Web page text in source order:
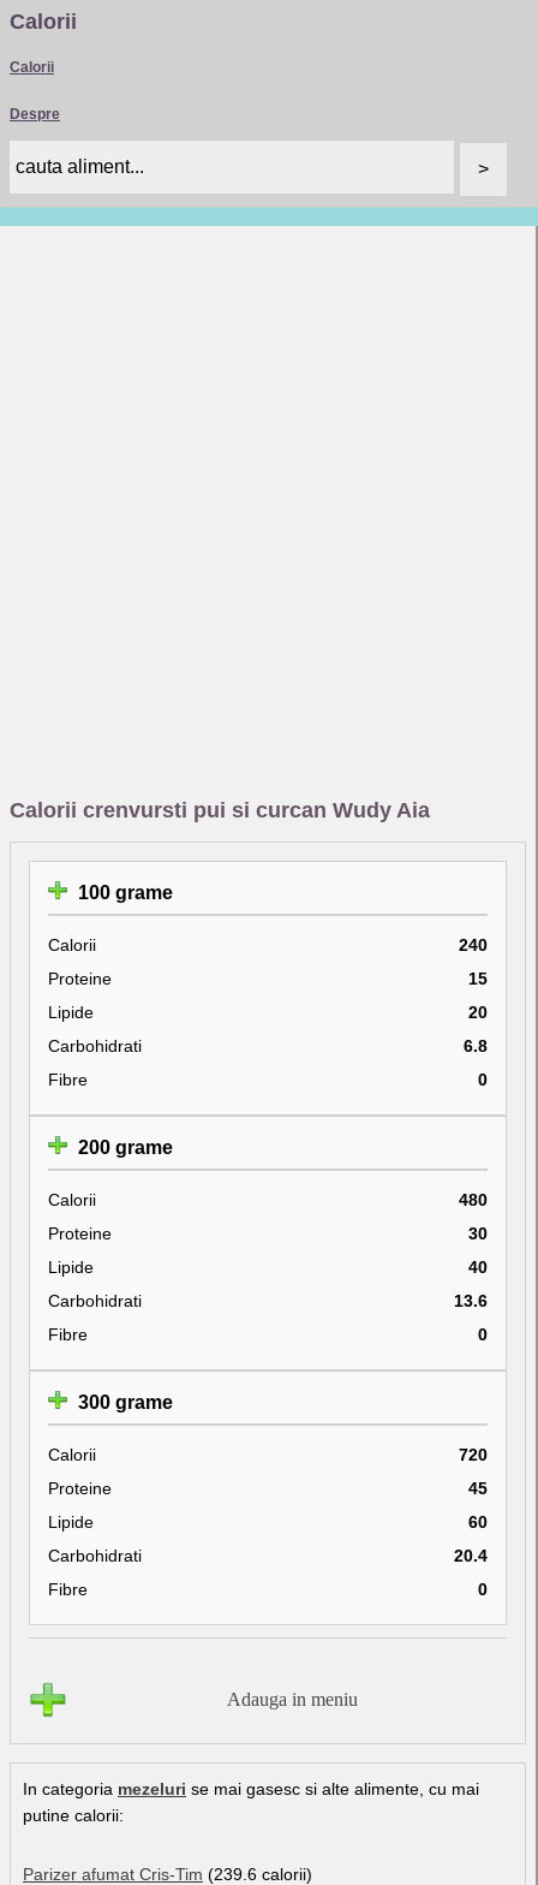
Calorii
Calorii
Despre
Calorii crenvursti pui si curcan Wudy Aia
100 grame
Calorii
240
Proteine
15
Lipide
20
Carbohidrati
6.8
Fibre
0
200 grame
Calorii
480
Proteine
30
Lipide
40
Carbohidrati
13.6
Fibre
0
300 grame
Calorii
720
Proteine
45
Lipide
60
Carbohidrati
20.4
Fibre
0
Adauga in meniu
In categoria mezeluri se mai gasesc si alte alimente, cu mai
putine calorii:
Parizer afumat Cris-Tim (239.6 calorii)